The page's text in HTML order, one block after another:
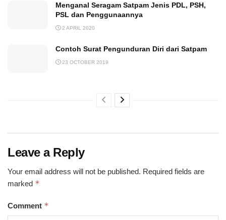
Menganal Seragam Satpam Jenis PDL, PSH,
PSL dan Penggunaannya
2 APRIL 2020
Contoh Surat Pengunduran Diri dari Satpam
23 OCTOBER 2019
Leave a Reply
Your email address will not be published. Required fields are
marked *
Comment *